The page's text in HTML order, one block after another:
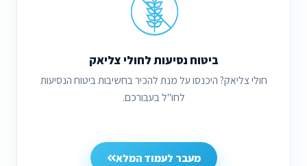
ביטוח נסיעות לחולי צליאק
חולי צליאק? היכנסו על מנת להכיר בחשיבות ביטוח הנסיעות
לחו"ל בעבורכם.
מעבר לעמוד המלא